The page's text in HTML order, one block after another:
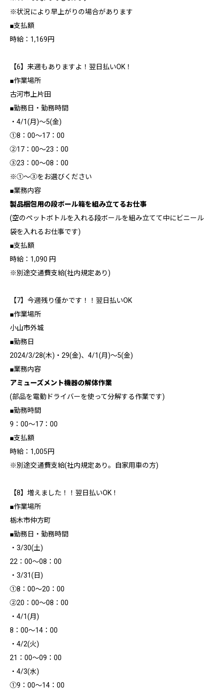
※状況により早上がりの場合があります
■支払額
時給：1,169円
【6】来週もありますよ！翌日払いOK！
■作業場所
古河市上片田
■勤務日・勤務時間
・4/1(月)～5(金)
①8：00～17：00
②17：00～23：00
③23：00～08：00
※①～③をお選びください
■業務内容
製品梱包用の段ボール箱を組み立てるお仕事
(空のペットボトルを入れる段ボールを組み立てて中にビニール
袋を入れるお仕事です)
■支払額
時給：1,090 円
※別途交通費支給(社内規定あり)
【7】今週残り僅かです！！翌日払いOK
■作業場所
小山市外城
■勤務日
2024/3/28(木)・29(金)、4/1(月)～5(金)
■業務内容
アミューズメント機器の解体作業
(部品を電動ドライバーを使って分解する作業です)
■勤務時間
9：00～17：00
■支払額
時給：1,005円
※別途交通費支給(社内規定あり。自家用車の方)
【8】増えました！！翌日払いOK！
■作業場所
栃木市仲方町
■勤務日・勤務時間
・3/30(土)
22：00～08：00
・3/31(日)
①8：00～20：00
②20：00～08：00
・4/1(月)
8：00～14：00
・4/2(火)
21：00～09：00
・4/3(水)
①9：00～14：00